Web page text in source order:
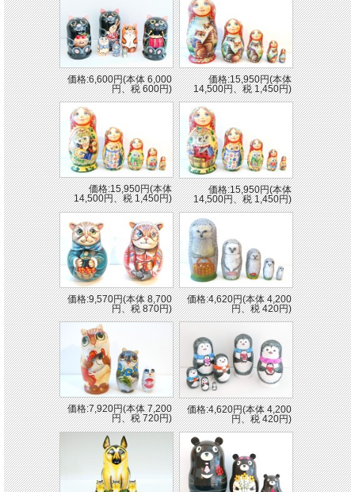
価格:6,600円(本体 6,000
円、税 600円)
価格:15,950円(本体
14,500円、税 1,450円)
価格:15,950円(本体
14,500円、税 1,450円)
価格:15,950円(本体
14,500円、税 1,450円)
価格:9,570円(本体 8,700
円、税 870円)
価格:4,620円(本体 4,200
円、税 420円)
価格:7,920円(本体 7,200
円、税 720円)
価格:4,620円(本体 4,200
円、税 420円)